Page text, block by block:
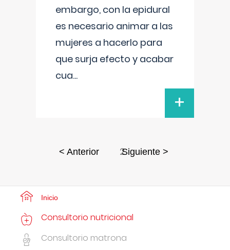
embargo, con la epidural
es necesario animar a las
mujeres a hacerlo para
que surja efecto y acabar
cua...
+
< Anterior 2Siguiente >
Inicio
Consultorio nutricional
Consultorio matrona